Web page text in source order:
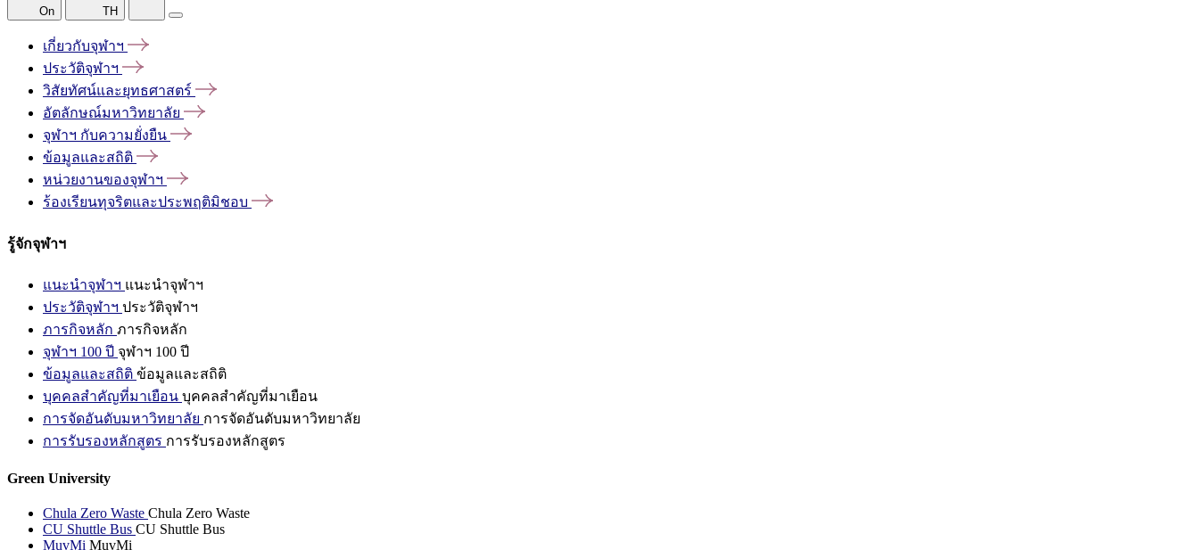
On TH
เกี่ยวกับจุฬาฯ
ประวัติจุฬาฯ
วิสัยทัศน์และยุทธศาสตร์
อัตลักษณ์มหาวิทยาลัย
จุฬาฯ กับความยั่งยืน
ข้อมูลและสถิติ
หน่วยงานของจุฬาฯ
ร้องเรียนทุจริตและประพฤติมิชอบ
รู้จักจุฬาฯ
แนะนำจุฬาฯ แนะนำจุฬาฯ
ประวัติจุฬาฯ ประวัติจุฬาฯ
ภารกิจหลัก ภารกิจหลัก
จุฬาฯ 100 ปี จุฬาฯ 100 ปี
ข้อมูลและสถิติ ข้อมูลและสถิติ
บุคคลสำคัญที่มาเยือน บุคคลสำคัญที่มาเยือน
การจัดอันดับมหาวิทยาลัย การจัดอันดับมหาวิทยาลัย
การรับรองหลักสูตร การรับรองหลักสูตร
Green University
Chula Zero Waste Chula Zero Waste
CU Shuttle Bus CU Shuttle Bus
MuvMi MuvMi